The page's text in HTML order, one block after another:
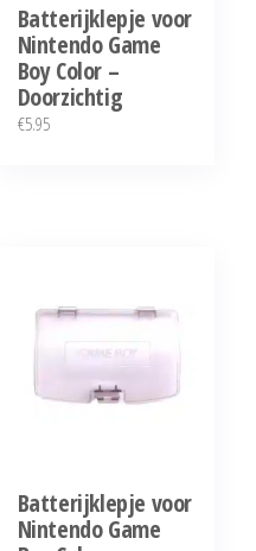
Batterijklepje voor
Nintendo Game
Boy Color –
Doorzichtig
€5.95
Batterijklepje voor
Nintendo Game